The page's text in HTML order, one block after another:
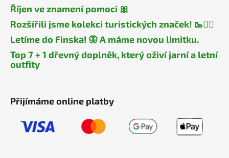
Říjen ve znamení pomoci 🎀
Rozšířili jsme kolekci turistických značek! 🥾🧎‍♂️
Letíme do Finska! 🦋 A máme novou limitku.
Top 7 + 1 dřevný doplněk, který oživí jarní a letní
outfity
Přijímáme online platby